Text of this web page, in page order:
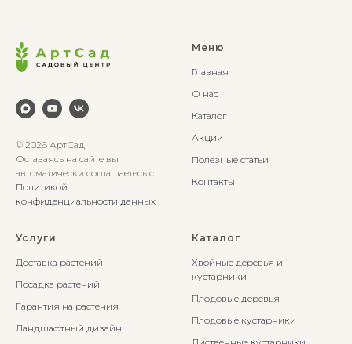
© 2026 АртСад
Оставаясь на сайте вы
автоматически соглашаетесь с
Политикой
конфиденциальности данных
Меню
Главная
О нас
Каталог
Акции
Полезные статьи
Контакты
Услуги
Доставка растений
Посадка растений
Гарантия на растения
Ландшафтный дизайн
Каталог
Хвойные деревья и
кустарники
Плодовые деревья
Плодовые кустарники